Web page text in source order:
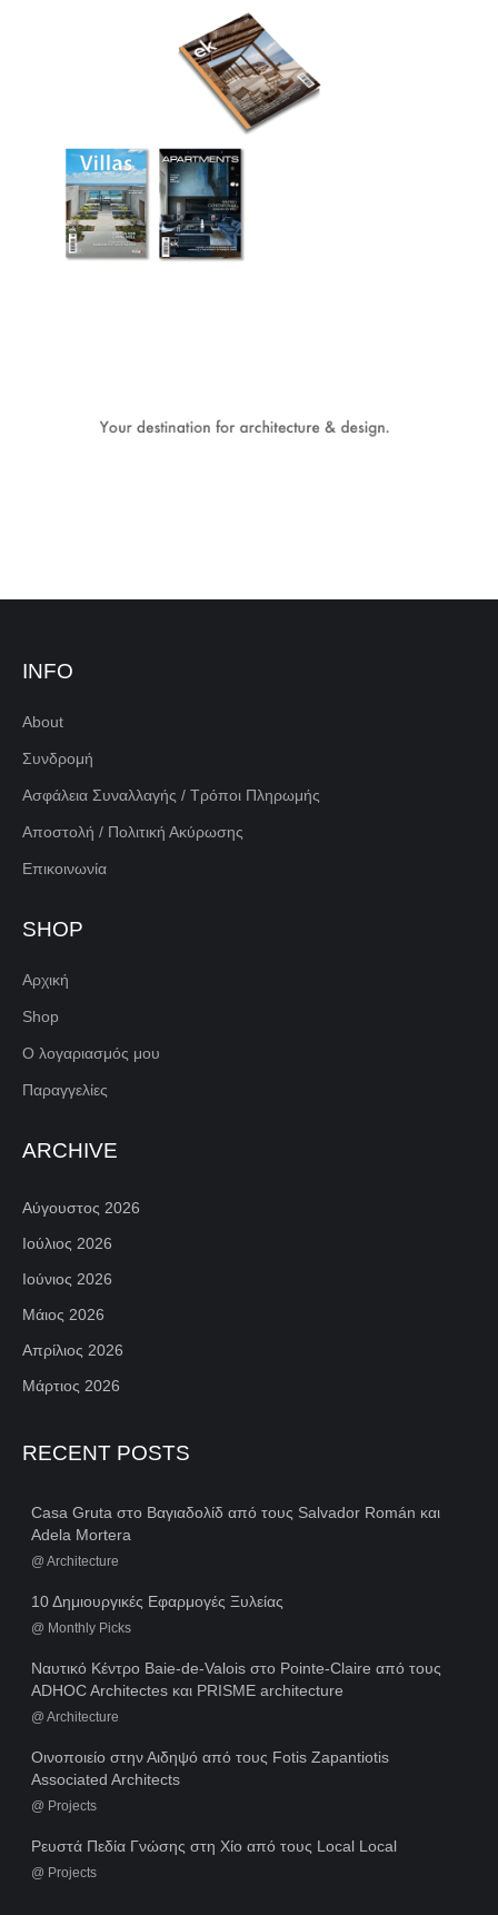
INFO
About
Συνδρομή
Ασφάλεια Συναλλαγής / Τρόποι Πληρωμής
Αποστολή / Πολιτική Ακύρωσης
Επικοινωνία
SHOP
Αρχική
Shop
Ο λογαριασμός μου
Παραγγελίες
ARCHIVE
Αύγουστος 2026
Ιούλιος 2026
Ιούνιος 2026
Μάιος 2026
Απρίλιος 2026
Μάρτιος 2026
RECENT POSTS
Casa Gruta στο Βαγιαδολίδ από τους Salvador Román και
Adela Mortera
@ Architecture
10 Δημιουργικές Εφαρμογές Ξυλείας
@ Monthly Picks
Ναυτικό Κέντρο Baie-de-Valois στο Pointe-Claire από τους
ADHOC Architectes και PRISME architecture
@ Architecture
Οινοποιείο στην Αιδηψό από τους Fotis Zapantiotis
Associated Architects
@ Projects
Ρευστά Πεδία Γνώσης στη Χίο από τους Local Local
@ Projects